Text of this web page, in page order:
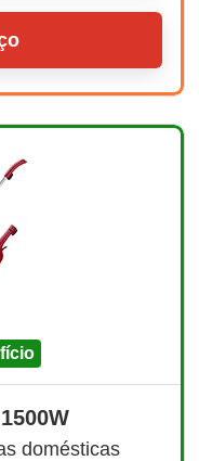
domésticas